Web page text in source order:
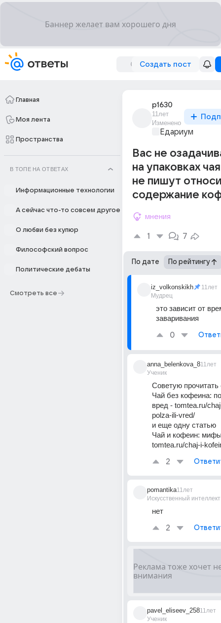
Создать пост
Главная
Моя лента
Пространства
В ТОПЕ НА ОТВЕТАХ
Информационные технологии
А сейчас что-то совсем другое
О любви без купюр
Философский вопрос
Политические дебаты
Смотреть все
p1630
11лет
Изменено
Едариум
Вас не
на упаковках
не пишут
содержание
мнения
1 7
По дате По рейтингу
iz_volkonskikh
Мудрец
11лет
это зависит от
заваривания
0
anna_belenkova_8
Ученик
11лет
Советую
Чай без кофеина:
вред - tomtea.ru/
polza-ili-vred/
и еще одну статью
Чай и кофеин:
tomtea.ru/chaj-i-
2
pomantika
Искусственный интеллект
11лет
нет
2
pavel_eliseev_258
Ученик
11лет